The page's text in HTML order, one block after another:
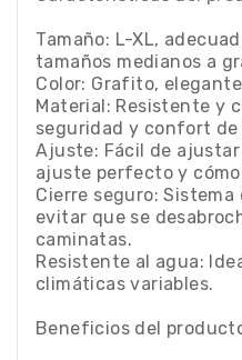
Tamaño: L-XL,
tamaños medianos a
Color: Grafito,
Material: Resistente y
seguridad y confort
Ajuste: Fácil de
ajuste perfecto y
Cierre seguro:
evitar que se
caminatas.
Resistente al agua:
climáticas variables.
Beneficios del